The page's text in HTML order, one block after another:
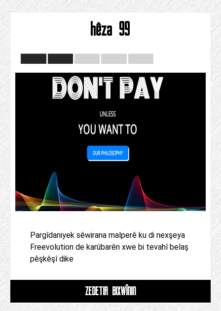
hêza 99
Pargîdaniyek sêwirana malperê ku di nexşeya
Freevolution de karûbarên xwe bi tevahî belaş
pêşkêşî dike
ZÊDETIR BIXWÎNIN